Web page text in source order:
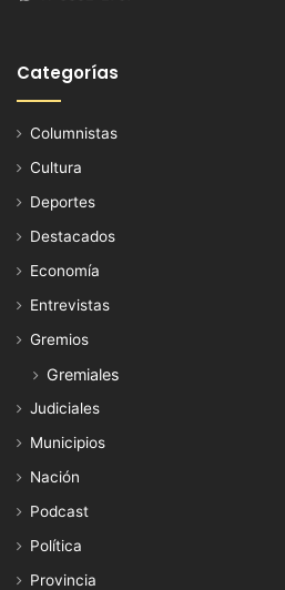
Categorías
Columnistas
Cultura
Deportes
Destacados
Economía
Entrevistas
Gremios
Gremiales
Judiciales
Municipios
Nación
Podcast
Política
Provincia